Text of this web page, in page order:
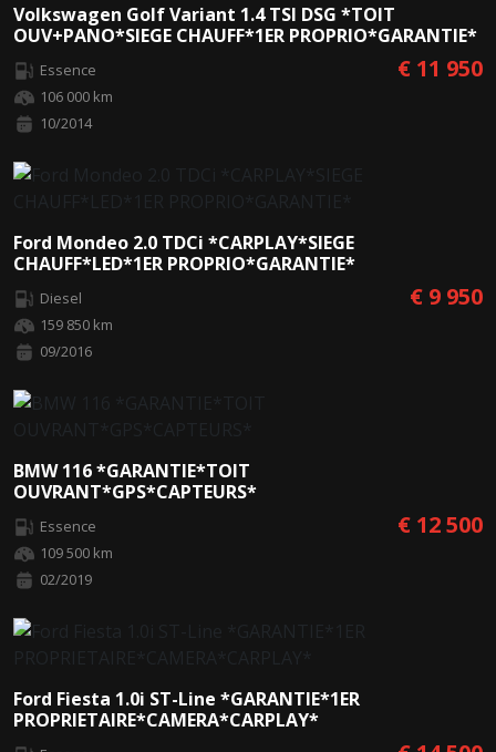
Volkswagen Golf Variant 1.4 TSI DSG *TOIT
OUV+PANO*SIEGE CHAUFF*1ER PROPRIO*GARANTIE*
Essence
106 000 km
10/2014
€ 11 950
Ford Mondeo 2.0 TDCi *CARPLAY*SIEGE
CHAUFF*LED*1ER PROPRIO*GARANTIE*
Diesel
159 850 km
09/2016
€ 9 950
BMW 116 *GARANTIE*TOIT
OUVRANT*GPS*CAPTEURS*
Essence
109 500 km
02/2019
€ 12 500
Ford Fiesta 1.0i ST-Line *GARANTIE*1ER
PROPRIETAIRE*CAMERA*CARPLAY*